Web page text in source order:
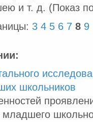
и т. д. (Показ
3 4 5 6 7 8 9
школьников
младшего